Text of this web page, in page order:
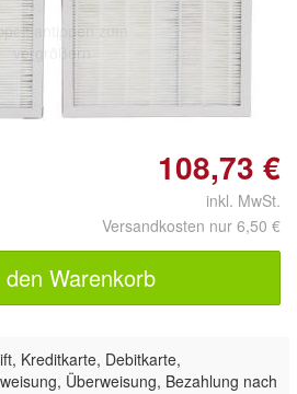
antippen zum
vergrößern
108,73 €
inkl. MwSt.
Versandkosten nur 6,50 €
den Warenkorb
Kreditkarte, Debitkarte,
Überweisung, Bezahlung nach